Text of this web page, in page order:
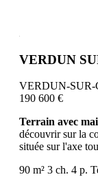
VERDUN
VERDUN-SUR-
190 600 €
Terrain avec
découvrir sur la
située sur l'axe
90 m² 3 ch. 4 p.